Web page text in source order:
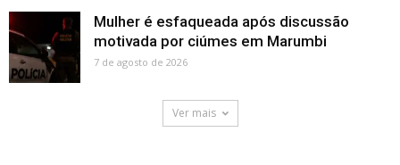
Mulher é esfaqueada após discussão
motivada por ciúmes em Marumbi
7 de agosto de 2026
Ver mais